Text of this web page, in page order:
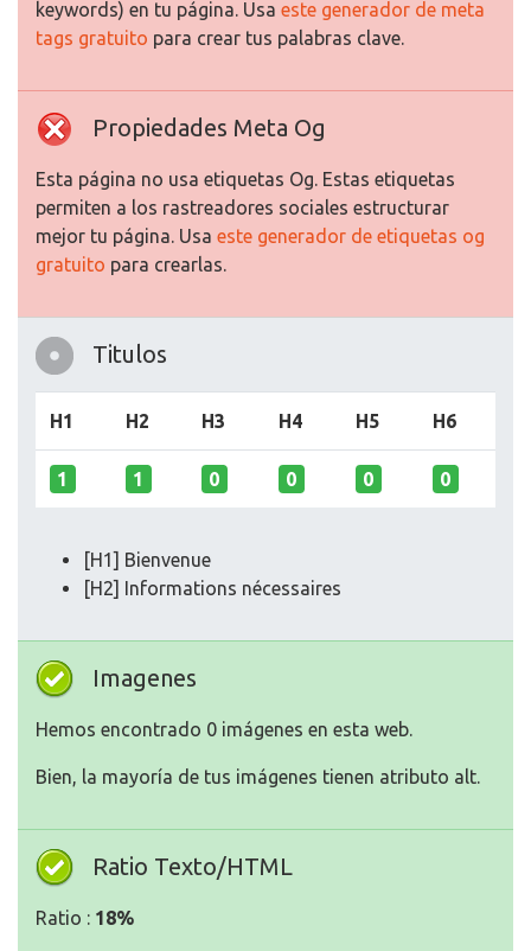
keywords) en tu página. Usa este generador de meta
tags gratuito para crear tus palabras clave.
Propiedades Meta Og
Esta página no usa etiquetas Og. Estas etiquetas
permiten a los rastreadores sociales estructurar
mejor tu página. Usa este generador de etiquetas og
gratuito para crearlas.
Titulos
H1 H2 H3 H4 H5 H6
1 1 0 0 0 0
[H1] Bienvenue
[H2] Informations nécessaires
Imagenes
Hemos encontrado 0 imágenes en esta web.
Bien, la mayoría de tus imágenes tienen atributo alt.
Ratio Texto/HTML
Ratio : 18%